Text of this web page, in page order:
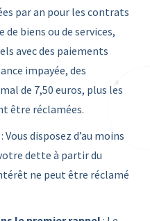
par an pour les contrats
biens ou de services,
avec des paiements
impayée, des
de 7,50 euros, plus les
être réclamées.
: Vous disposez d’au moins
dette à partir du
ne peut être réclamé